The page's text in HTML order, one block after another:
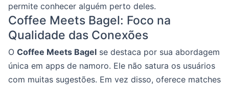
permite conhecer alguém perto deles.
Coffee Meets Bagel: Foco na
Qualidade das Conexões
O Coffee Meets Bagel se destaca por sua abordagem
única em apps de namoro. Ele não satura os usuários
com muitas sugestões. Em vez disso, oferece matches